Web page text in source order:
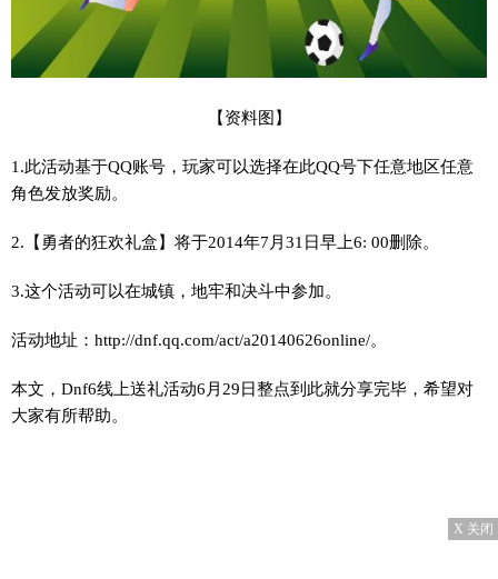
【资料图】
1.此活动基于QQ账号，玩家可以选择在此QQ号下任意地区任意
角色发放奖励。
2.【勇者的狂欢礼盒】将于2014年7月31日早上6: 00删除。
3.这个活动可以在城镇，地牢和决斗中参加。
活动地址：http://dnf.qq.com/act/a20140626online/。
本文，Dnf6线上送礼活动6月29日整点到此就分享完毕，希望对
大家有所帮助。
X 关闭